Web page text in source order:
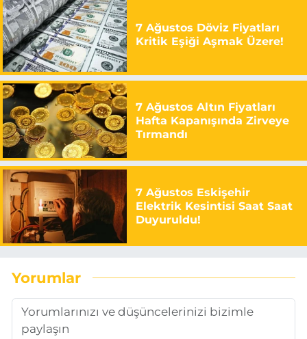
7 Ağustos Döviz Fiyatları
Kritik Eşiği Aşmak Üzere!
7 Ağustos Altın Fiyatları
Hafta Kapanışında Zirveye
Tırmandı
7 Ağustos Eskişehir
Elektrik Kesintisi Saat Saat
Duyuruldu!
Yorumlar